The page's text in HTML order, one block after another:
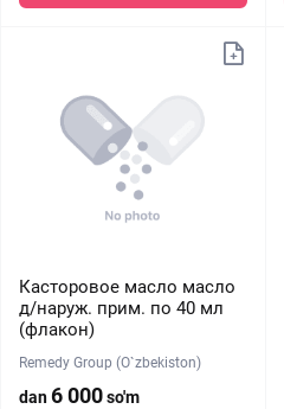
Касторовое масло масло
д/наруж. прим. по 40 мл
(флакон)
Remedy Group (O`zbekiston)
dan6 000so'm